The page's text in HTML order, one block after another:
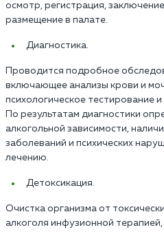
осмотр, регистрация,
размещение в палате.
Диагностика.
Проводится подробное
включающее анализы крови и
психологическое тестирование
По результатам диагностики
алкогольной зависимости,
заболеваний и психических
лечению.
Детоксикация.
Очистка организма от
алкоголя инфузионной